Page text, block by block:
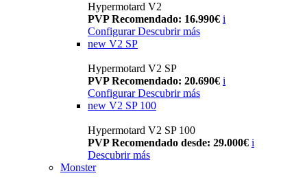
Hypermotard V2
PVP Recomendado: 16.990€ i
Configurar Descubrir más
new V2 SP
Hypermotard V2 SP
PVP Recomendado: 20.690€ i
Configurar Descubrir más
new V2 SP 100
Hypermotard V2 SP 100
PVP Recomendado desde: 29.000€ i
Descubrir más
Monster